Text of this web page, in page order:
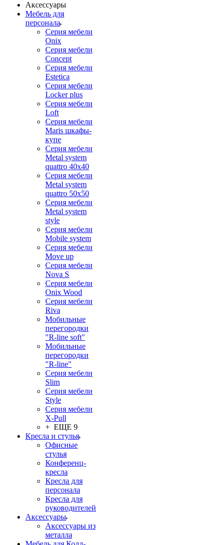
Аксессуары
Мебель для
персонала
Серия мебели
Onix
Серия мебели
Concept
Серия мебели
Estetica
Серия мебели
Locker plus
Серия мебели
Loft
Серия мебели
Maris шкафы-
купе
Серия мебели
Metal system
quattro 40x40
Серия мебели
Metal system
quattro 50x50
Серия мебели
Metal system
style
Серия мебели
Mobile system
Серия мебели
Move up
Серия мебели
Nova S
Серия мебели
Onix Wood
Серия мебели
Riva
Мобильные
перегородки
"R-line soft"
Мобильные
перегородки
"R-line"
Серия мебели
Slim
Серия мебели
Style
Серия мебели
X-Pull
+ ЕЩЕ 9
Кресла и стулья
Офисные
стулья
Конференц-
кресла
Кресла для
персонала
Кресла для
руководителей
Аксессуары
Аксессуары из
металла